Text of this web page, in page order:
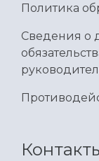
Политика
Сведения о